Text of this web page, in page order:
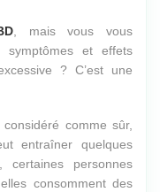
, mais vous vous
symptômes et effets
? C’est une
comme sûr,
entraîner quelques
certaines personnes
consomment des